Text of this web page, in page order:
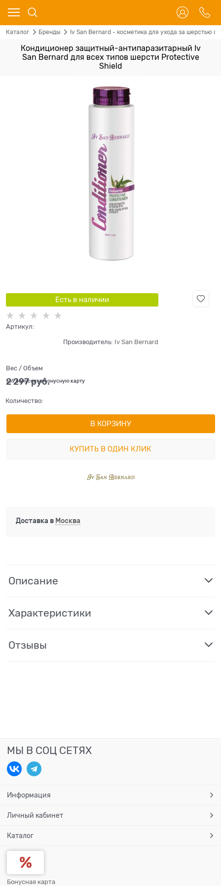
Каталог Бренды Iv San Bernard - косметика для ухода за шерстью
Кондиционер защитный-антипаразитарный Iv
San Bernard для всех типов шерсти Protective
Shield
Есть в наличии
Артикул:
Производитель: Iv San Bernard
Вес / Объем
2 297 руб.
+69 бонусов на бонусную карту
Количество:
В КОРЗИНУ
КУПИТЬ В ОДИН КЛИК
Доставка в Москва
Описание
Характеристики
Отзывы
МЫ В СОЦ СЕТЯХ
Информация
Личный кабинет
Каталог
Бонусная карта